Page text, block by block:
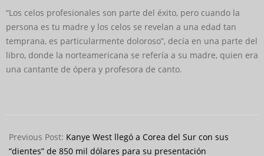
“Los celos profesionales son parte del éxito, pero cuando la
persona es tu madre y los celos se revelan a una edad tan
temprana, es particularmente doloroso”, decía en una parte del
libro, donde la norteamericana se refería a su madre, quien era
una cantante de ópera y profesora de canto.
08-
27
Previous Post: Kanye West llegó a Corea del Sur con sus
“dientes” de 850 mil dólares para su presentación